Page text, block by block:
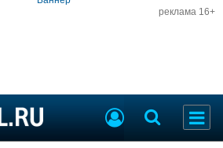
реклама 16+